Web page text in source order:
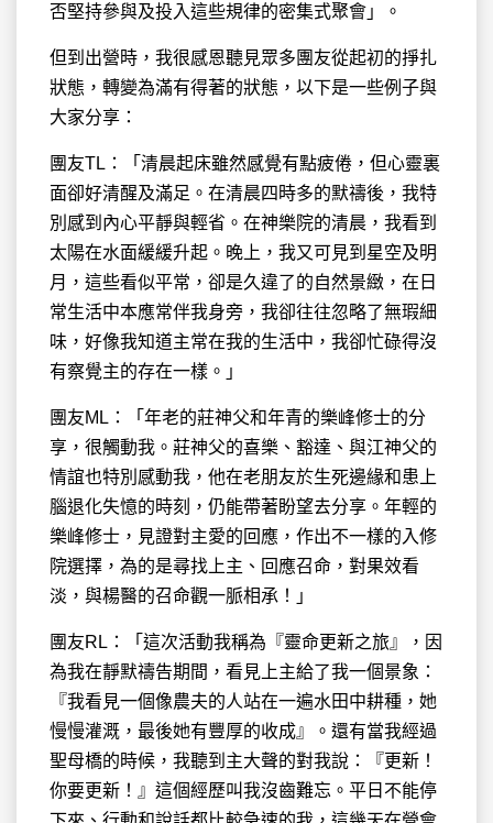
否堅持參與及投入這些規律的密集式聚會」。
但到出營時，我很感恩聽見眾多團友從起初的掙扎
狀態，轉變為滿有得著的狀態，以下是一些例子與
大家分享：
團友TL：「清晨起床雖然感覺有點疲倦，但心靈裏
面卻好清醒及滿足。在清晨四時多的默禱後，我特
別感到內心平靜與輕省。在神樂院的清晨，我看到
太陽在水面緩緩升起。晚上，我又可見到星空及明
月，這些看似平常，卻是久違了的自然景緻，在日
常生活中本應常伴我身旁，我卻往往忽略了無瑕細
味，好像我知道主常在我的生活中，我卻忙碌得沒
有察覺主的存在一樣。」
團友ML：「年老的莊神父和年青的樂峰修士的分
享，很觸動我。莊神父的喜樂、豁達、與江神父的
情誼也特別感動我，他在老朋友於生死邊緣和患上
腦退化失憶的時刻，仍能帶著盼望去分享。年輕的
樂峰修士，見證對主愛的回應，作出不一樣的入修
院選擇，為的是尋找上主、回應召命，對果效看
淡，與楊醫的召命觀一脈相承！」
團友RL：「這次活動我稱為『靈命更新之旅』，因
為我在靜默禱告期間，看見上主給了我一個景象：
『我看見一個像農夫的人站在一遍水田中耕種，她
慢慢灌溉，最後她有豐厚的收成』。還有當我經過
聖母橋的時候，我聽到主大聲的對我說：『更新！
你要更新！』這個經歷叫我沒齒難忘。平日不能停